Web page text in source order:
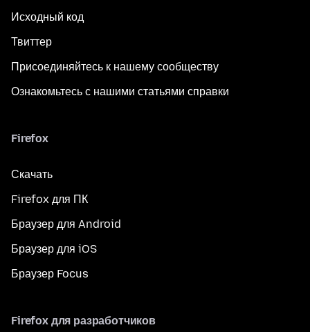
Исходный код
Твиттер
Присоединяйтесь к нашему сообществу
Ознакомьтесь с нашими статьями справки
Firefox
Скачать
Firefox для ПК
Браузер для Android
Браузер для iOS
Браузер Focus
Firefox для разработчиков